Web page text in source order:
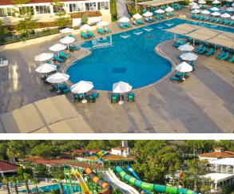
aptarnavimas numeriuose: visą parą,
balkonas/terasa yra
telefonas yra
internetas: Wi-Fi nemokamai
Viešbučio teritorijoje:
restoranai: 1 (pagrindinis)
barai: 6
baseinai: 2 (atviri)
SPA centras yra
konferencijų salės: 1 (200 asm.)
prie baseino: paplūdimio